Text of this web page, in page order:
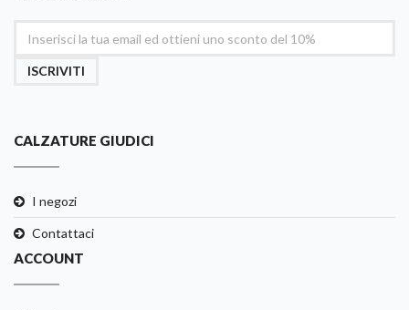
ISCRIVITI
CALZATURE GIUDICI
I negozi
Contattaci
ACCOUNT